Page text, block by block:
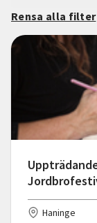
Rensa alla filter
Haninge